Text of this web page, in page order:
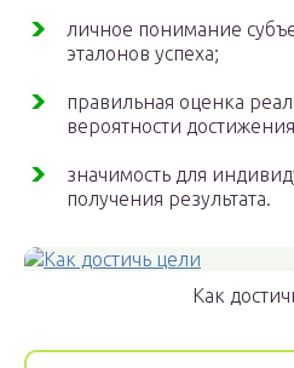
личное понимание
эталонов успеха;
правильная оценка
вероятности
значимость для
получения результата.
Как